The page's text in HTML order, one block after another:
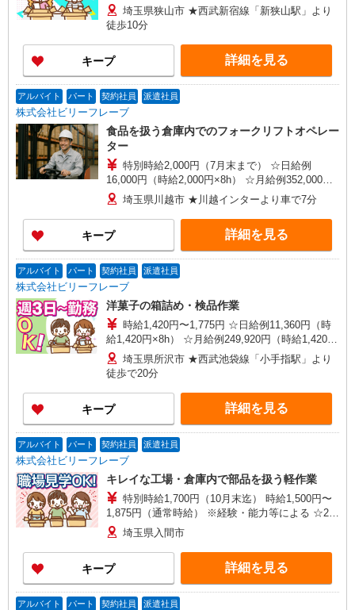
埼玉県狭山市 ★西武新宿線「新狭山駅」より
徒歩10分
キープ 詳細を見る
アルバイト パート 契約社員 派遣社員
株式会社ビリーフレーブ
食品を扱う倉庫内でのフォークリフトオペレー
ター
特別時給2,000円（7月末まで） ☆日給例
16,000円（時給2,000円×8h） ☆月給例352,000円
（時給2,000円×8h×22日） 時給1,700円〜2,125円
（通常時給） ※経験・能力等による
埼玉県川越市 ★川越インターより車で7分
キープ 詳細を見る
アルバイト パート 契約社員 派遣社員
株式会社ビリーフレーブ
洋菓子の箱詰め・検品作業
時給1,420円〜1,775円 ☆日給例11,360円（時
給1,420円×8h） ☆月給例249,920円（時給1,420円
×8h×22日） ※経験・能力等による
埼玉県所沢市 ★西武池袋線「小手指駅」より
徒歩で20分
キープ 詳細を見る
アルバイト パート 契約社員 派遣社員
株式会社ビリーフレーブ
キレイな工場・倉庫内で部品を扱う軽作業
特別時給1,700円（10月末迄） 時給1,500円〜
1,875円（通常時給） ※経験・能力等による ☆25
万円以上稼げます！ 例）特別時給1,700円
×7.75H×22日＝289,850円
埼玉県入間市
キープ 詳細を見る
アルバイト パート 契約社員 派遣社員